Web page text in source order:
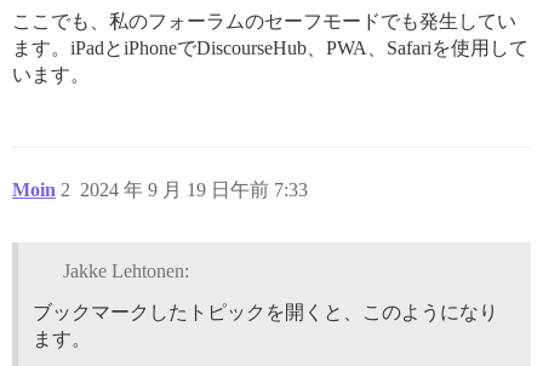
ここでも、私のフォーラムのセーフモードでも発生してい
ます。iPadとiPhoneでDiscourseHub、PWA、Safariを使用して
います。
Moin 2024 年 9 月 19 日午前 7:33
2
Jakke Lehtonen:
ブックマークしたトピックを開くと、このようになり
ます。